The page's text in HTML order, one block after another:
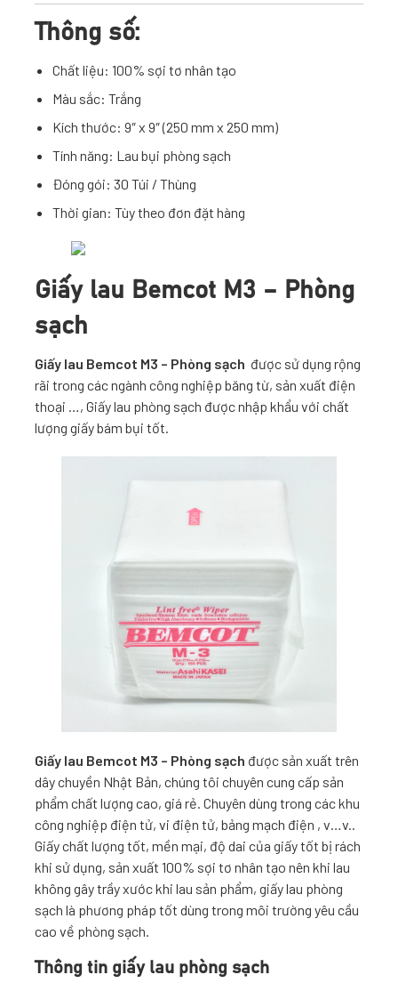
Thông số:
Chất liệu: 100% sợi tơ nhân tạo
Màu sắc: Trắng
Kích thước: 9″ x 9″ (250 mm x 250 mm)
Tính năng: Lau bụi phòng sạch
Đóng gói: 30 Túi / Thùng
Thời gian: Tùy theo đơn đặt hàng
Giấy lau Bemcot M3 – Phòng
sạch
Giấy lau Bemcot M3 – Phòng sạch được sử dụng rộng
rãi trong các ngành công nghiệp băng từ, sản xuất điện
thoại …, Giấy lau phòng sạch được nhập khẩu với chất
lượng giấy bám bụi tốt.
Giấy lau Bemcot M3 – Phòng sạch được sản xuất trên
dây chuyền Nhật Bản, chúng tôi chuyên cung cấp sản
phẩm chất lượng cao, giá rẻ. Chuyên dùng trong các khu
công nghiệp điện tử, vi điện tử, bảng mạch điện , v…v..
Giấy chất lượng tốt, mền mại, độ dai của giấy tốt bị rách
khi sử dụng, sản xuất 100% sợi tơ nhân tạo nên khi lau
không gây trầy xước khi lau sản phẩm, giấy lau phòng
sạch là phương pháp tốt dùng trong môi trường yêu cầu
cao về phòng sạch.
Thông tin giấy lau phòng sạch